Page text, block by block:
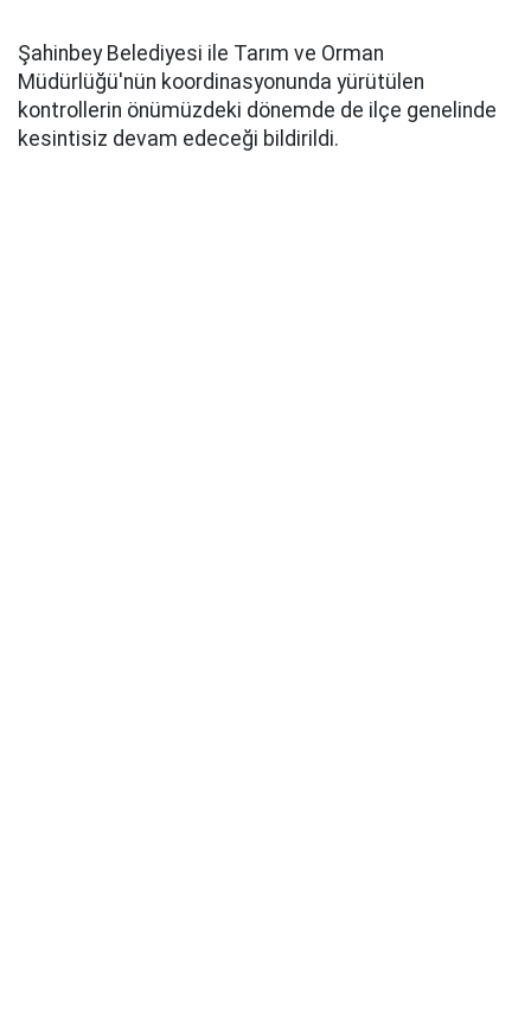
Şahinbey Belediyesi ile Tarım ve Orman
Müdürlüğü'nün koordinasyonunda yürütülen
kontrollerin önümüzdeki dönemde de ilçe genelinde
kesintisiz devam edeceği bildirildi.